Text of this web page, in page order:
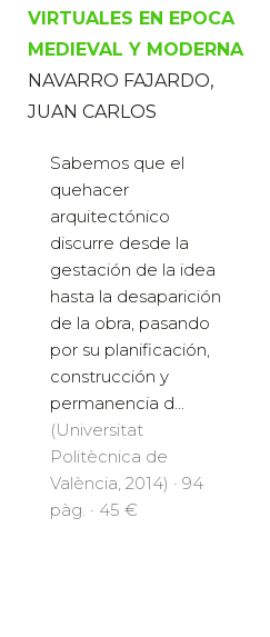
VIRTUALES EN EPOCA
MEDIEVAL Y MODERNA
NAVARRO FAJARDO,
JUAN CARLOS
Sabemos que el
quehacer
arquitectónico
discurre desde la
gestación de la idea
hasta la desaparición
de la obra, pasando
por su planificación,
construcción y
permanencia d...
(Universitat
Politècnica de
València, 2014) · 94
pàg. · 45 €